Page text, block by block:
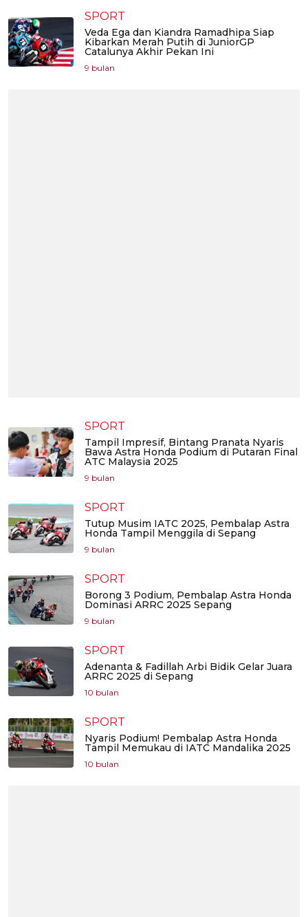
SPORT
Veda Ega dan Kiandra Ramadhipa Siap
Kibarkan Merah Putih di JuniorGP
Catalunya Akhir Pekan Ini
9 bulan
SPORT
Tampil Impresif, Bintang Pranata Nyaris
Bawa Astra Honda Podium di Putaran Final
ATC Malaysia 2025
9 bulan
SPORT
Tutup Musim IATC 2025, Pembalap Astra
Honda Tampil Menggila di Sepang
9 bulan
SPORT
Borong 3 Podium, Pembalap Astra Honda
Dominasi ARRC 2025 Sepang
9 bulan
SPORT
Adenanta & Fadillah Arbi Bidik Gelar Juara
ARRC 2025 di Sepang
10 bulan
SPORT
Nyaris Podium! Pembalap Astra Honda
Tampil Memukau di IATC Mandalika 2025
10 bulan